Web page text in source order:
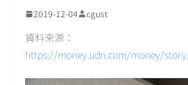
2019-12-04 cgust
資料來源：
https://money.udn.com/money/